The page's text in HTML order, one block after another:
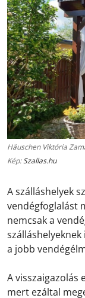
Häuschen Viktória
Kép:Szallas.hu
A szálláshelyek
vendégfoglalást
nemcsak a
a jobb
A visszaigazolás
mert ezáltal